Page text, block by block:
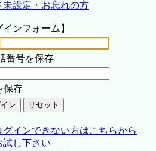
未設定・お忘れの方
インフォーム】
番号を保存
保存
インできない方はこちらから
試し下さい